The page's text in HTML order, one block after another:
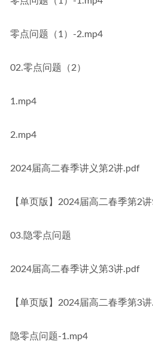
零点问题（1）-2.mp4
02.零点问题（2）
1.mp4
2.mp4
2024届高二春季讲义第2讲.pdf
【单页版】2024届高二春季第2
03.隐零点问题
2024届高二春季讲义第3讲.pdf
【单页版】2024届高二春季第3
隐零点问题-1.mp4